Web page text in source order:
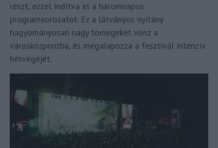
részt, ezzel indítva el a háromnapos
programsorozatot. Ez a látványos nyitány
hagyományosan nagy tömegeket vonz a
városközpontba, és megalapozza a fesztivál intenzív
hétvégéjét.